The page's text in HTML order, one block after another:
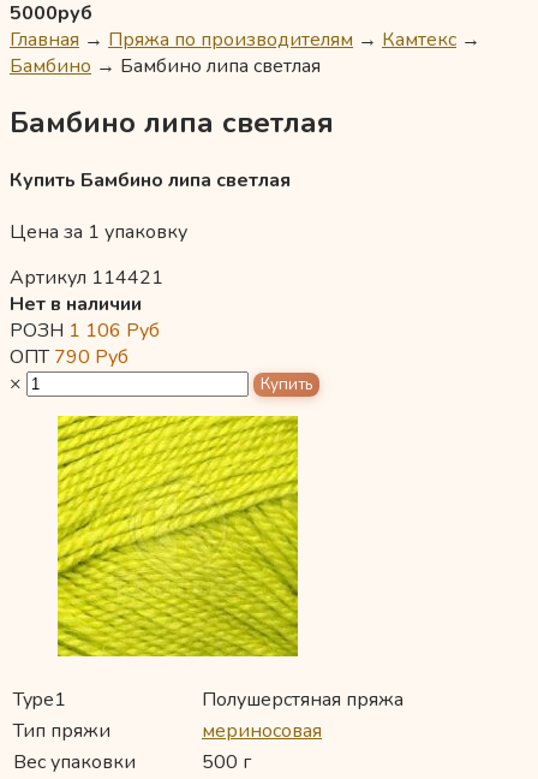
5000руб
Главная → Пряжа по производителям → Камтекс →
Бамбино → Бамбино липа светлая
Бамбино липа светлая
Купить Бамбино липа светлая
Цена за 1 упаковку
Артикул 114421
Нет в наличии
РОЗН 1 106 Руб
ОПТ790 Руб
×
Type1
Полушерстяная пряжа
Тип пряжи
мериносовая
Вес упаковки
500 г